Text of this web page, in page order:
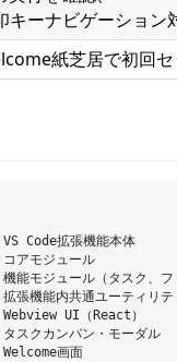
キーナビゲーション
紙芝居で初回
拡張機能本体
モジュール
ュール（タスク、ファ
能内共通ユーティリテ
UI（React）
カンバン・モーダル
画面